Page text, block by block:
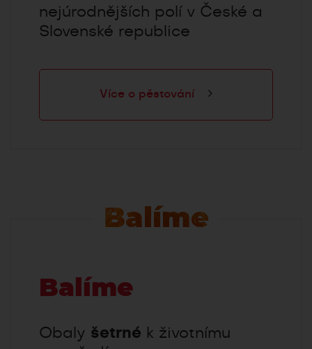
nejúrodnějších polí v České a
Slovenské republice
Více o pěstování
Balíme
Balíme
Obaly šetrné k životnímu